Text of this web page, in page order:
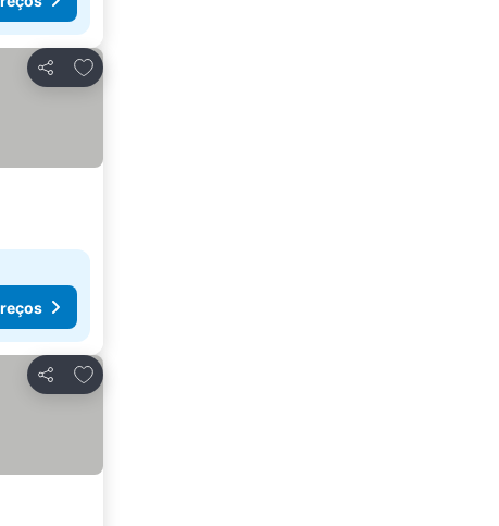
Partilhar
Adicionar aos favoritos
Partilhar
Adicionar aos favoritos